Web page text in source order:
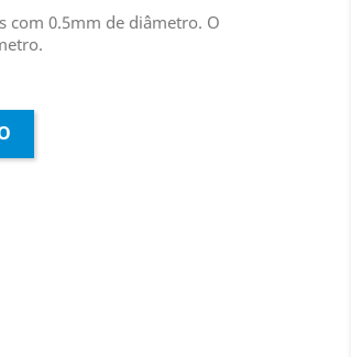
com 0.5mm de diâmetro. O